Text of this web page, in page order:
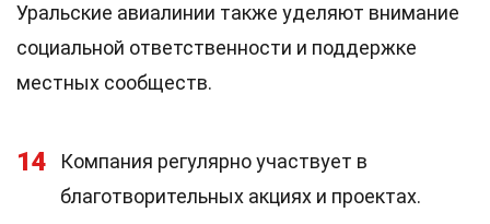
Уральские авиалинии также уделяют внимание
социальной ответственности и поддержке
местных сообществ.
14
Компания регулярно участвует в
благотворительных акциях и проектах.